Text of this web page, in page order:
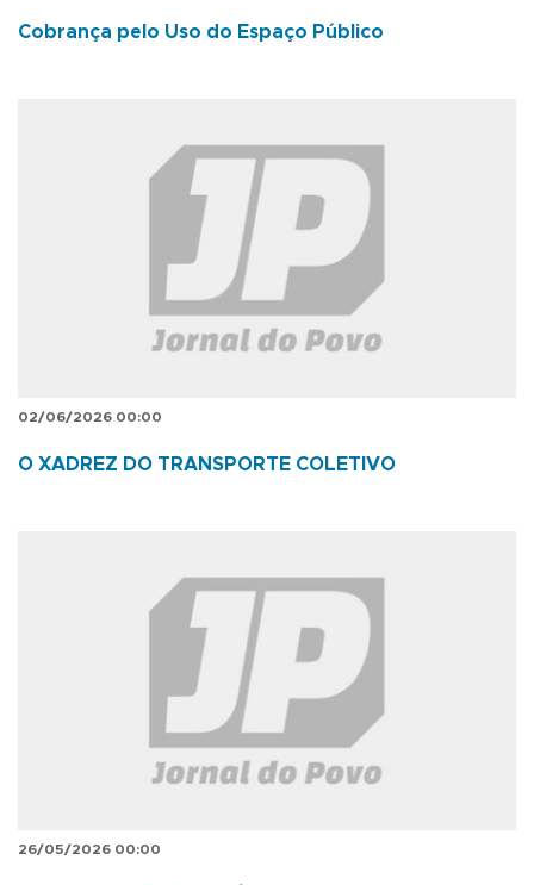
Cobrança pelo Uso do Espaço Público
02/06/2026 00:00
O XADREZ DO TRANSPORTE COLETIVO
26/05/2026 00:00